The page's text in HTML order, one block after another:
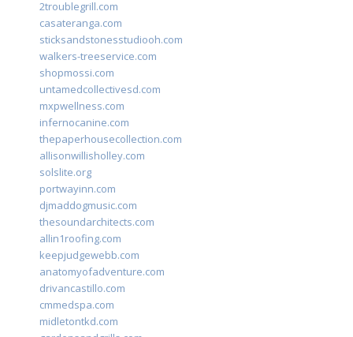
2troublegrill.com
casateranga.com
sticksandstonesstudiooh.com
walkers-treeservice.com
shopmossi.com
untamedcollectivesd.com
mxpwellness.com
infernocanine.com
thepaperhousecollection.com
allisonwillisholley.com
solslite.org
portwayinn.com
djmaddogmusic.com
thesoundarchitects.com
allin1roofing.com
keepjudgewebb.com
anatomyofadventure.com
drivancastillo.com
cmmedspa.com
midletontkd.com